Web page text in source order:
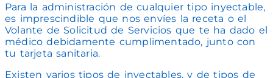
Para la administración de cualquier tipo inyectable,
es imprescindible que nos envíes la receta o el
Volante de Solicitud de Servicios que te ha dado el
médico debidamente cumplimentado, junto con
tu tarjeta sanitaria.
Existen varios tipos de inyectables, y de tipos de